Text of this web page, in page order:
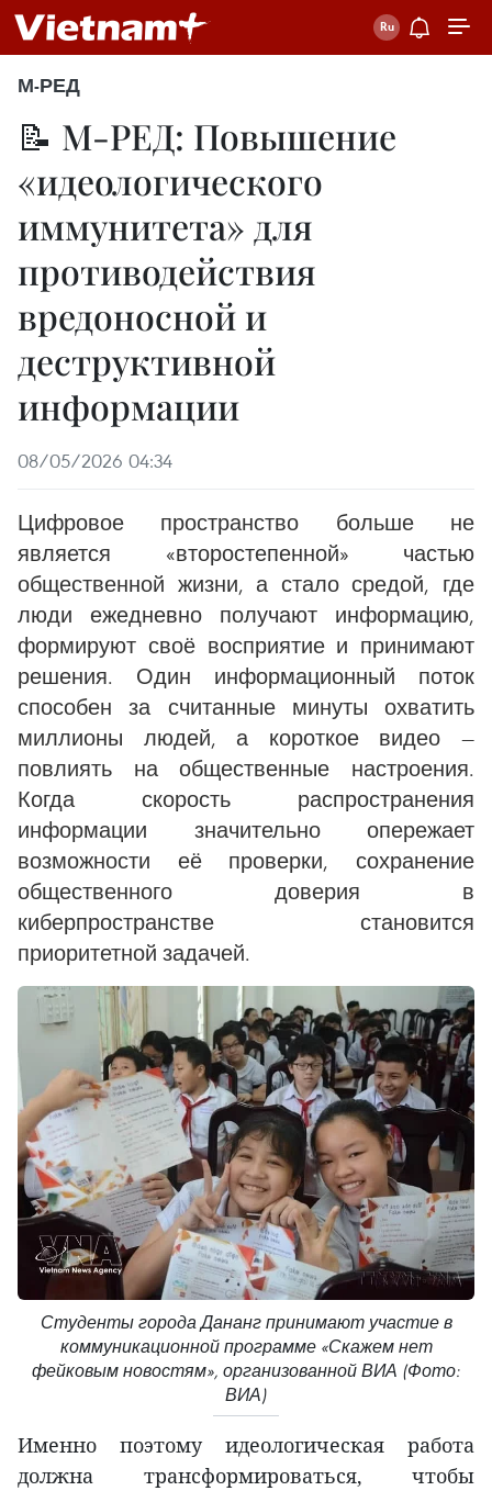
М-РЕД
📝 М-РЕД: Повышение
«идеологического
иммунитета» для
противодействия
вредоносной и
деструктивной
информации
08/05/2026 04:34
Цифровое пространство больше не
является «второстепенной» частью
общественной жизни, а стало средой, где
люди ежедневно получают информацию,
формируют своё восприятие и принимают
решения. Один информационный поток
способен за считанные минуты охватить
миллионы людей, а короткое видео —
повлиять на общественные настроения.
Когда скорость распространения
информации значительно опережает
возможности её проверки, сохранение
общественного доверия в
киберпространстве становится
приоритетной задачей.
Студенты города Дананг принимают участие в
коммуникационной программе «Скажем нет
фейковым новостям», организованной ВИА (Фото:
ВИА)
Именно поэтому идеологическая работа
должна трансформироваться, чтобы